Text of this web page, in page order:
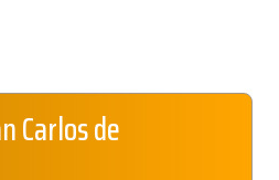
Carlos de